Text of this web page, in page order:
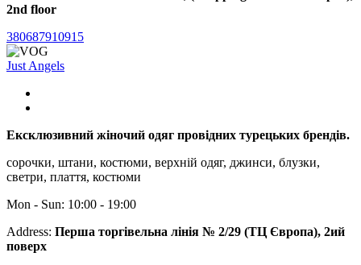
2nd floor
380687910915
Just Angels
Ексклюзивний жіночий одяг провідних турецьких брендів.
сорочки, штани, костюми, верхній одяг, джинси, блузки,
светри, плаття, костюми
Mon - Sun: 10:00 - 19:00
Address: Перша торгівельна лінія № 2/29 (ТЦ Європа), 2ий
поверх